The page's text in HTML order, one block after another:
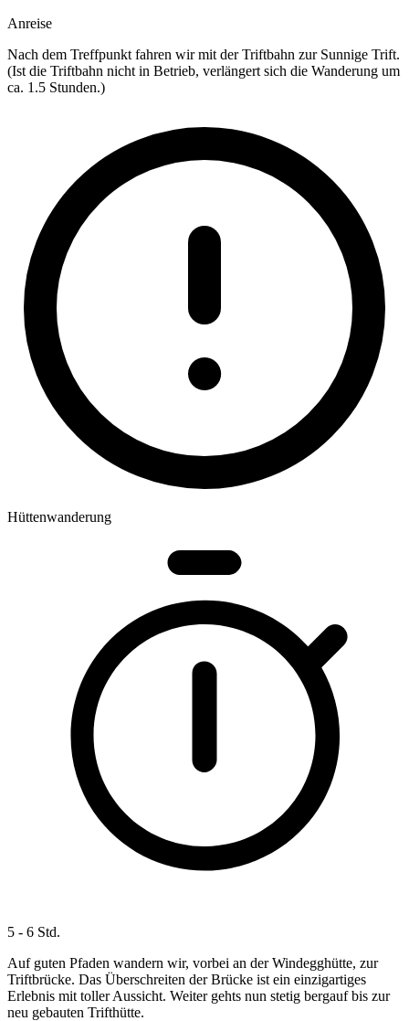
Anreise
Nach dem Treffpunkt fahren wir mit der Triftbahn zur Sunnige Trift.
(Ist die Triftbahn nicht in Betrieb, verlängert sich die Wanderung um
ca. 1.5 Stunden.)
Hüttenwanderung
5 - 6 Std.
Auf guten Pfaden wandern wir, vorbei an der Windegghütte, zur
Triftbrücke. Das Überschreiten der Brücke ist ein einzigartiges
Erlebnis mit toller Aussicht. Weiter gehts nun stetig bergauf bis zur
neu gebauten Trifthütte.